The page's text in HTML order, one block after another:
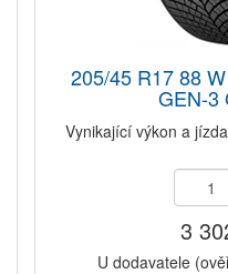
205/45 R17 88
GEN-3
Vynikající výkon a
3
U dodavatele